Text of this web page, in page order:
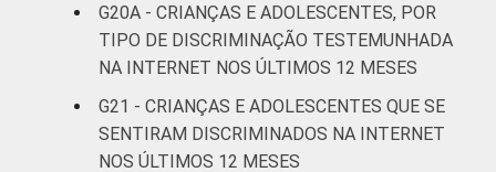
Estudos para o Desenvolvimento da
Sociedade da Informação (Cetic.br),
Pesquisa sobre o uso da Internet por
crianças e adolescentes no Brasil – TIC Kids
Online Brasil 2022.
G20A - CRIANÇAS E ADOLESCENTES, POR
TIPO DE DISCRIMINAÇÃO TESTEMUNHADA
NA INTERNET NOS ÚLTIMOS 12 MESES
G21 - CRIANÇAS E ADOLESCENTES QUE SE
SENTIRAM DISCRIMINADOS NA INTERNET
NOS ÚLTIMOS 12 MESES